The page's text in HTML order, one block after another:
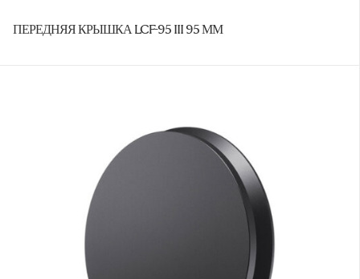
ПЕРЕДНЯЯ КРЫШКА LCF-95 III 95 ММ